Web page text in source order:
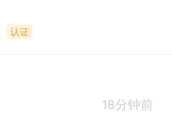
认证
18分钟前